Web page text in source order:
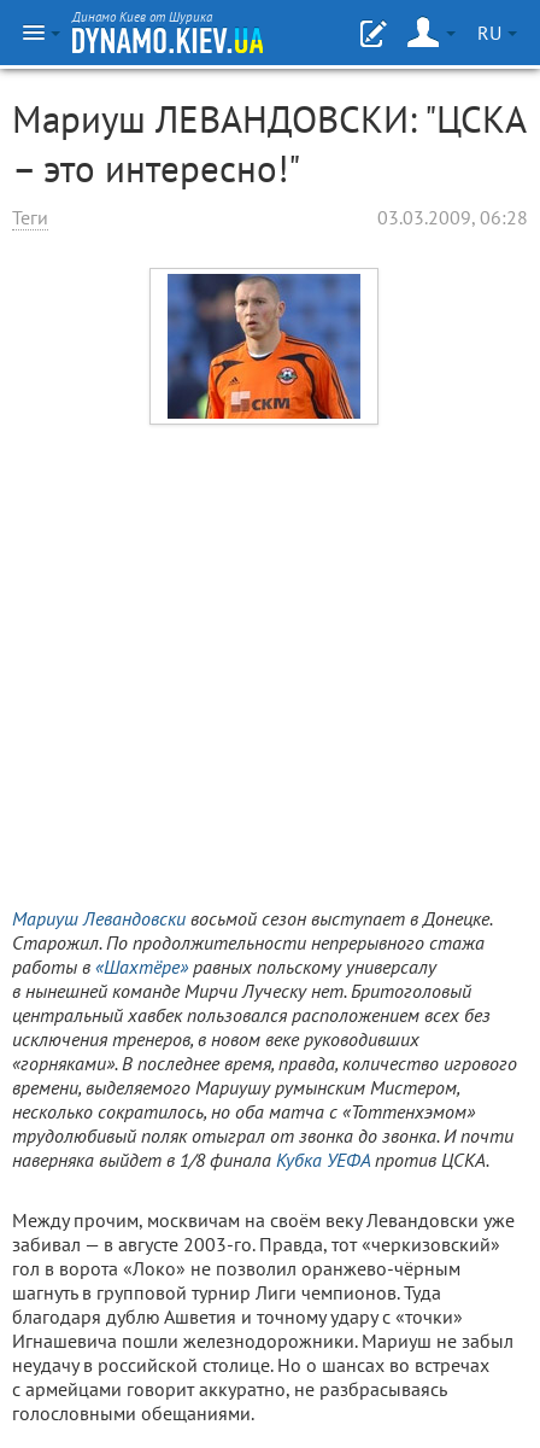
Динамо Киев от Шурика
RU
Мариуш ЛЕВАНДОВСКИ: "ЦСКА
– это интересно!"
Теги 03.03.2009, 06:28
Мариуш Левандовски восьмой сезон выступает в Донецке.
Старожил. По продолжительности непрерывного стажа
работы в «Шахтёре»равных польскому универсалу
в нынешней команде Мирчи Луческу нет. Бритоголовый
центральный хавбек пользовался расположением всех без
исключения тренеров, в новом веке руководивших
«горняками». В последнее время, правда, количество игрового
времени, выделяемого Мариушу румынским Мистером,
несколько сократилось, но оба матча с «Тоттенхэмом»
трудолюбивый поляк отыграл от звонка до звонка. И почти
наверняка выйдет в 1/8 финала Кубка УЕФА против ЦСКА.
Между прочим, москвичам на своём веку Левандовски уже
забивал — в августе 2003-го. Правда, тот «черкизовский»
гол в ворота «Локо» не позволил оранжево-чёрным
шагнуть в групповой турнир Лиги чемпионов. Туда
благодаря дублю Ашветия и точному удару с «точки»
Игнашевича пошли железнодорожники. Мариуш не забыл
неудачу в российской столице. Но о шансах во встречах
с армейцами говорит аккуратно, не разбрасываясь
голословными обещаниями.